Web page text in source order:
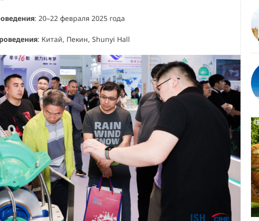
: 20–22 февраля 2025 года
: Китай, Пекин, Shunyi Hall